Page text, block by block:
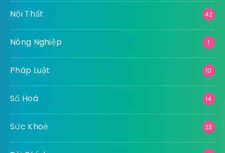
Nội Thất 42
Nông Nghiệp 1
Pháp Luật 10
Số Hoá 14
Sức Khoẻ 23